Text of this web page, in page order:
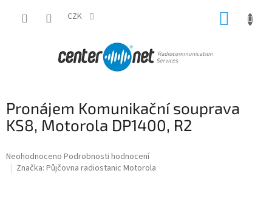
CZK
Pronájem Komunikační souprava
KS8, Motorola DP1400, R2
Průměrné
hodnocení
Neohodnoceno Podrobnosti hodnocení
Značka: Půjčovna radiostanic Motorola